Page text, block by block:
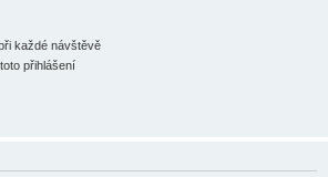
každé návštěvě
přihlášení